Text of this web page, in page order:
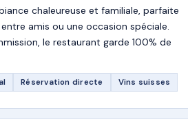
chaleureuse et familiale, parfaite
amis ou une occasion spéciale.
le restaurant garde 100% de
Réservation directe Vins suisses